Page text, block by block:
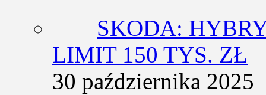
SKODA:
LIMIT 150 TYS. ZŁ
30 października 2025